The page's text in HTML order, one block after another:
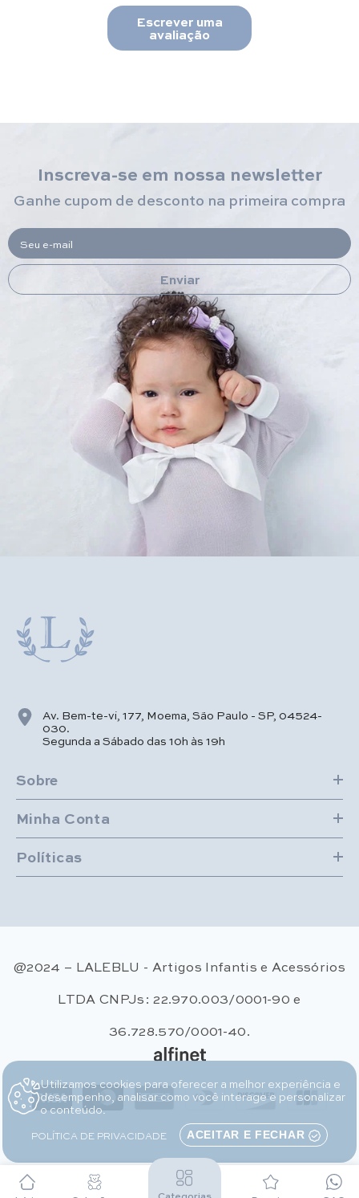
Escrever uma
avaliação
Inscreva-se em nossa newsletter
Ganhe cupom de desconto na primeira compra
Seu e-mail
Enviar
Av. Bem-te-vi, 177, Moema, São Paulo - SP, 04524-
030.
Segunda a Sábado das 10h às 19h
Sobre
Minha Conta
Políticas
@2024 – LALEBLU - Artigos Infantis e Acessórios
LTDA CNPJs: 22.970.003/0001-90 e
36.728.570/0001-40.
Métodos de pagamento
Utilizamos cookies para oferecer a melhor experiência e
desempenho, analisar como você interage e personalizar
o conteúdo.
POLÍTICA DE PRIVACIDADE ACEITAR E FECHAR